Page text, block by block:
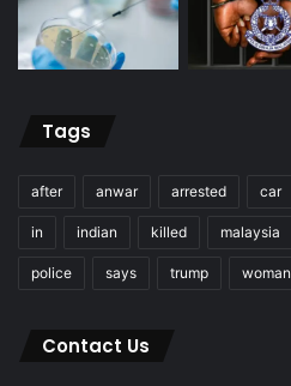
Tags
after anwar arrested car
in indian killed malaysia
police says trump woman
Contact Us